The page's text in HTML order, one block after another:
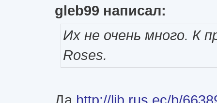
gleb99 написал:
Их не очень много. К
Roses.